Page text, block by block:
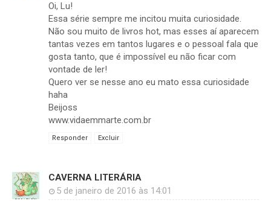
Oi, Lu!
Essa série sempre me incitou muita curiosidade.
Não sou muito de livros hot, mas esses aí aparecem
tantas vezes em tantos lugares e o pessoal fala que
gosta tanto, que é impossível eu não ficar com
vontade de ler!
Quero ver se nesse ano eu mato essa curiosidade
haha
Beijoss
www.vidaemmarte.com.br
Responder Excluir
CAVERNA LITERÁRIA
5 de janeiro de 2016 às 14:01